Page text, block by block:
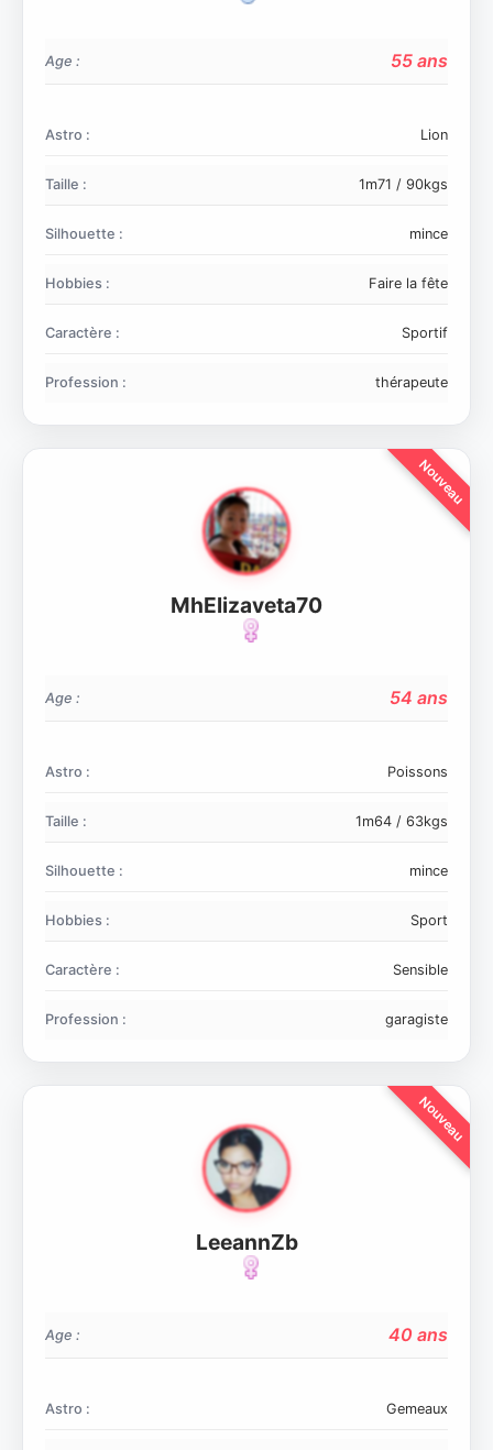
Age : 55 ans
Astro : Lion
Taille : 1m71 / 90kgs
Silhouette : mince
Hobbies : Faire la fête
Caractère : Sportif
Profession : thérapeute
MhElizaveta70
Age : 54 ans
Astro : Poissons
Taille : 1m64 / 63kgs
Silhouette : mince
Hobbies : Sport
Caractère : Sensible
Profession : garagiste
LeeannZb
Age : 40 ans
Astro : Gemeaux